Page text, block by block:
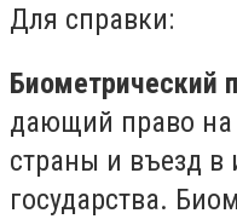
Для справки:
Биометрический
дающий право на
страны и въезд в
государства.